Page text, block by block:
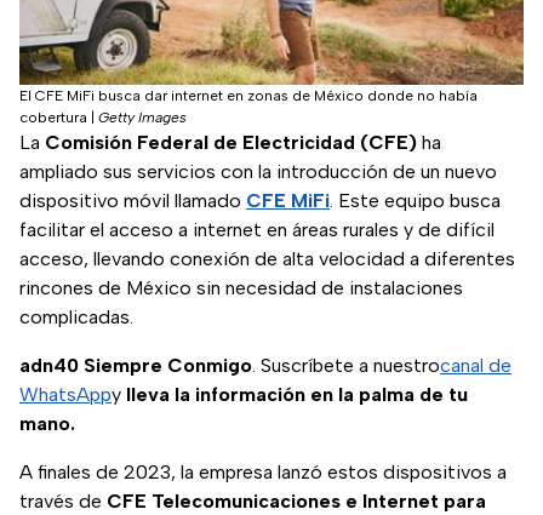
El CFE MiFi busca dar internet en zonas de México donde no había
cobertura
Getty Images
La Comisión Federal de Electricidad (CFE) ha
ampliado sus servicios con la introducción de un nuevo
dispositivo móvil llamado CFE MiFi. Este equipo busca
facilitar el acceso a internet en áreas rurales y de difícil
acceso, llevando conexión de alta velocidad a diferentes
rincones de México sin necesidad de instalaciones
complicadas.
adn40 Siempre Conmigo. Suscríbete a nuestrocanal de
WhatsAppy lleva la información en la palma de tu
mano.
A finales de 2023, la empresa lanzó estos dispositivos a
través de CFE Telecomunicaciones e Internet para